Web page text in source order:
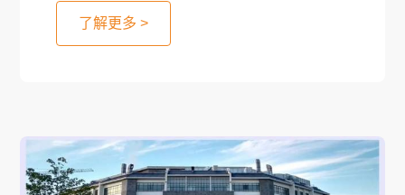
了解更多 >